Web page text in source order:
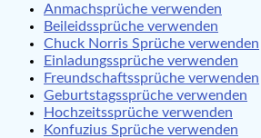
Anmachsprüche verwenden
Beileidssprüche verwenden
Chuck Norris Sprüche verwenden
Einladungssprüche verwenden
Freundschaftssprüche verwenden
Geburtstagssprüche verwenden
Hochzeitssprüche verwenden
Konfuzius Sprüche verwenden